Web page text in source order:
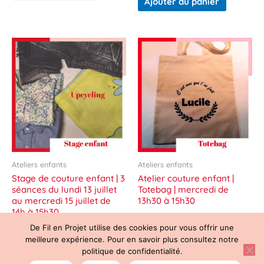
Ateliers enfants
Stage de couture enfant | 3
séances du lundi 13 juillet
au mercredi 15 juillet de
14h à 15h30
100.00€
Ajouter au panier
Ateliers enfants
Atelier couture enfant |
Totebag | mercredi de
13h30 à 15h30
42.00€
Choix des options
Ce
produit
a
plusieurs
Les
options
peuvent
être
choisies
page
du
De Fil en Projet utilise des cookies pour vous offrir une
meilleure expérience. Pour en savoir plus consultez notre
politique de confidentialité.